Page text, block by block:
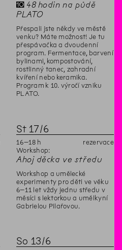
✝ 48 hodin na půdě
PLATO
Přespali jste někdy ve městě
venku? Máte možnost! Je tu
přespávačka a dvoudenní
program. Fermentace, barvení
bylinami, kompostování,
rostlinný tanec, zahradní
kvíření nebo keramika.
Program k 10. výročí vzniku
PLATO.
St 17/6
16–18 h
rezervace
Workshop:
Ahoj děcka ve středu
Workshop a umělecké
experimenty pro děti ve věku
6–11 let vždy jednu středu v
měsíci s lektorkou a umělkyní
Gabrielou Pilařovou.
So 13/6